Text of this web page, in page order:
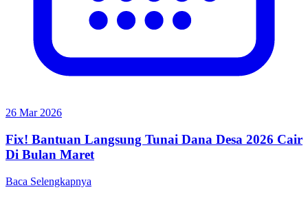
26 Mar 2026
Fix! Bantuan Langsung Tunai Dana Desa 2026 Cair
Di Bulan Maret
Baca Selengkapnya